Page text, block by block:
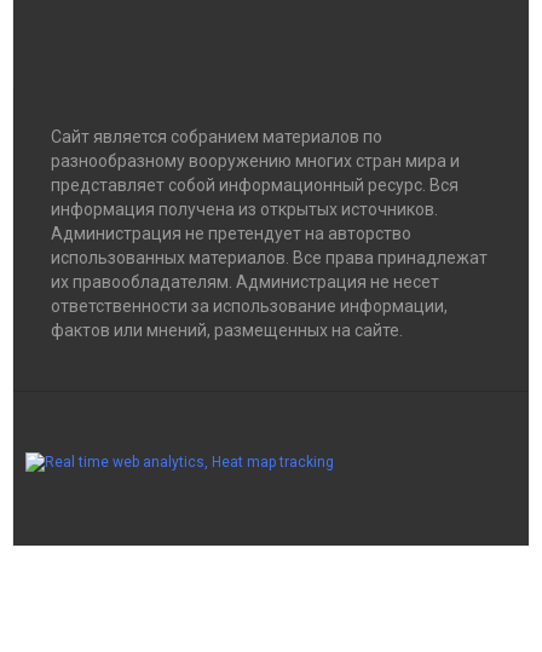
Сайт является собранием материалов по
разнообразному вооружению многих стран мира и
представляет собой информационный ресурс. Вся
информация получена из открытых источников.
Администрация не претендует на авторство
использованных материалов. Все права принадлежат
их правообладателям. Администрация не несет
ответственности за использование информации,
фактов или мнений, размещенных на сайте.